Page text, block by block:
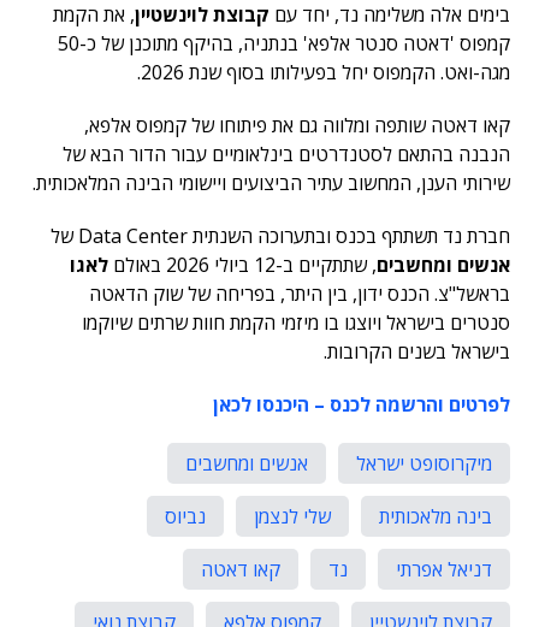
בימים אלה משלימה נד, יחד עם קבוצת לוינשטיין, את הקמת
קמפוס 'דאטה סנטר אלפא' בנתניה, בהיקף מתוכנן של כ-50
מגה-ואט. הקמפוס יחל בפעילותו בסוף שנת 2026.
קאו דאטה שותפה ומלווה גם את פיתוחו של קמפוס אלפא,
הנבנה בהתאם לסטנדרטים בינלאומיים עבור הדור הבא של
שירותי הענן, המחשוב עתיר הביצועים ויישומי הבינה המלאכותית.
חברת נד תשתתף בכנס ובתערוכה השנתית Data Center של
אנשים ומחשבים, שתתקיים ב-12 ביולי 2026 באולם
לאגו
בראשל"צ. הכנס ידון, בין היתר, בפריחה של שוק הדאטה
סנטרים בישראל ויוצגו בו מיזמי הקמת חוות שרתים שיוקמו
בישראל בשנים הקרובות.
לפרטים והרשמה לכנס – היכנסו לכאן
מיקרוסופט ישראל
אנשים ומחשבים
בינה מלאכותית
שלי לנצמן
נביוס
דניאל אפרתי
נד
קאו דאטה